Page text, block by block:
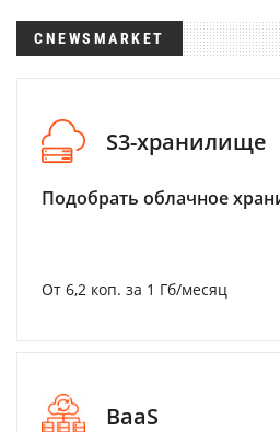
CNEWSMARKET
S3-хранилище
Подобрать облачное
От 6,2 коп. за 1 Гб/месяц
BaaS